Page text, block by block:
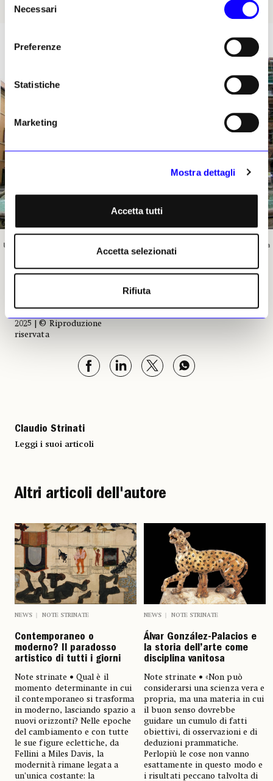
delNecessari
Preferenze
Statistiche
Marketing
Mostra dettagli
Accetta tutti
Accetta selezionati
Rifiuta
Una veduta della Fontana dei Quattro Fiumi di Gian Lorenzo Bernini in Piazza Navona, a
Roma
2025 | © Riproduzione
riservata
Claudio Strinati
Leggi i suoi articoli
Altri articoli dell'autore
NEWS NOTE STRINATE
Contemporaneo o
moderno? Il paradosso
artistico di tutti i giorni
Note strinate • Qual è il
momento determinante in cui
il contemporaneo si trasforma
in moderno, lasciando spazio a
nuovi orizzonti? Nelle epoche
del cambiamento e con tutte
le sue figure eclettiche, da
Fellini a Miles Davis, la
modernità rimane legata a
un’unica costante: la
NEWS NOTE STRINATE
Álvar González-Palacios e
la storia dell’arte come
disciplina vanitosa
Note strinate • «Non può
considerarsi una scienza vera e
propria, ma una materia in cui
il buon senso dovrebbe
guidare un cumulo di fatti
obiettivi, di osservazioni e di
deduzioni prammatiche.
Perlopiù le cose non vanno
esattamente in questo modo e
i risultati peccano talvolta di